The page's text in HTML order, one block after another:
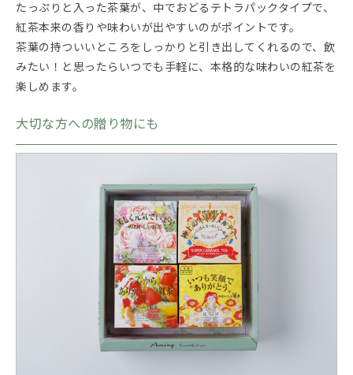
たっぷりと入った茶葉が、中でおどるテトラパックタイプで、
紅茶本来の香りや味わいが出やすいのがポイントです。
茶葉の持ついいところをしっかりと引き出してくれるので、飲
みたい！と思ったらいつでも手軽に、本格的な味わいの紅茶を
楽しめます。
大切な方への贈り物にも